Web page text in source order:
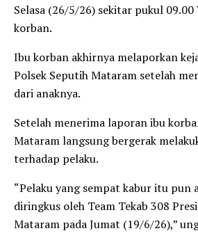
Selasa (26/5/26) sekitar pukul
korban.
Ibu korban akhirnya melaporkan
Polsek Seputih Mataram setelah
dari anaknya.
Setelah menerima laporan ibu
Mataram langsung bergerak
terhadap pelaku.
“Pelaku yang sempat kabur itu pun
diringkus oleh Team Tekab 308
Mataram pada Jumat (19/6/26),”